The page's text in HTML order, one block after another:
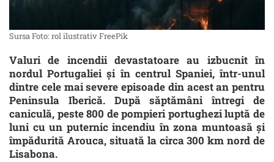
Sursa Foto: rol ilustrativ FreePik
Valuri de incendii devastatoare au izbucnit în
nordul Portugaliei și în centrul Spaniei, într-unul
dintre cele mai severe episoade din acest an pentru
Peninsula Iberică. După săptămâni întregi de
caniculă, peste 800 de pompieri portughezi luptă de
luni cu un puternic incendiu în zona muntoasă și
împădurită Arouca, situată la circa 300 km nord de
Lisabona.